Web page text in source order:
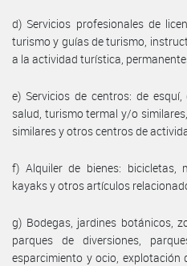
d) Servicios profesionales de
turismo y guías de turismo,
a la actividad turística,
e) Servicios de centros: de
salud, turismo termal y/o
similares y otros centros de
f) Alquiler de bienes: bicicletas,
kayaks y otros artículos
g) Bodegas, jardines botánicos,
parques de diversiones,
esparcimiento y ocio, explotación